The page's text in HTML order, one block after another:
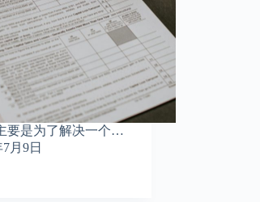
要是为了解决一个…
月9日